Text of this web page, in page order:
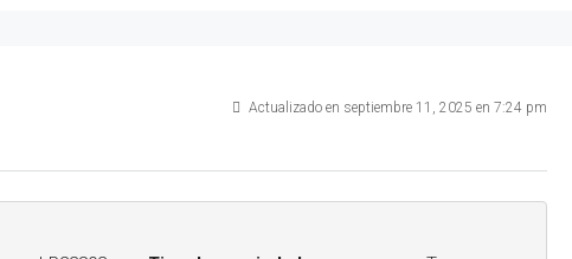
Actualizado en septiembre 11, 2025 en 7:24 pm